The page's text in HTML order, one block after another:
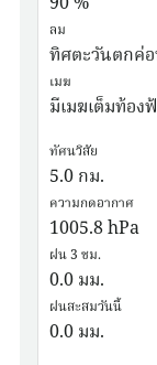
ลม
ทิศตะวันตกค่อ
เมฆ
มีเมฆเต็มท้อง
ทัศนวิสัย
5.0กม.
ความกดอากาศ
1005.8hPa
ฝน 3 ชม.
0.0มม.
ฝนสะสมวันนี้
0.0มม.